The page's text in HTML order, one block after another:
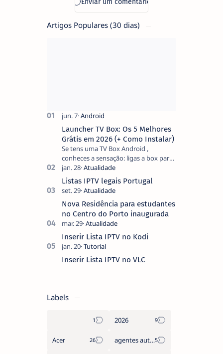
Artigos Populares (30 dias)
Launcher TV Box: Os 5 Melhores
Grátis em 2026 (+ Como Instalar)
Se tens uma TV Box Android ,
conheces a sensação: ligas a box para
ver um filme e o ecrã inicial está
coberto de sugestões que não
pediste, ban…
Listas IPTV legais Portugal
Nova Residência para estudantes
no Centro do Porto inaugurada
Inserir Lista IPTV no Kodi
Inserir Lista IPTV no VLC
Labels
2026
Acer agentes autónomos